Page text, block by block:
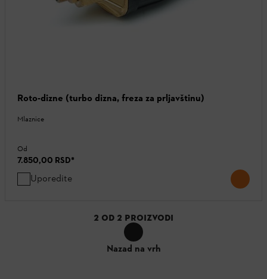
Roto-dizne (turbo dizna, freza za prljavštinu)
Mlaznice
Od
7.850,00 RSD*
Uporedite
2 OD 2 PROIZVODI
Nazad na vrh